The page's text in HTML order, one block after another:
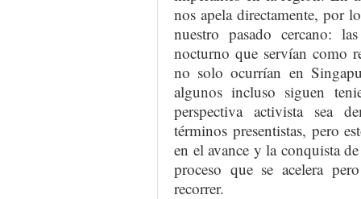
nos apela directamente, por
nuestro pasado cercano:
nocturno que servían como
no solo ocurrían en
algunos incluso siguen
perspectiva activista sea
términos presentistas, pero
en el avance y la conquista
proceso que se acelera
recorrer.